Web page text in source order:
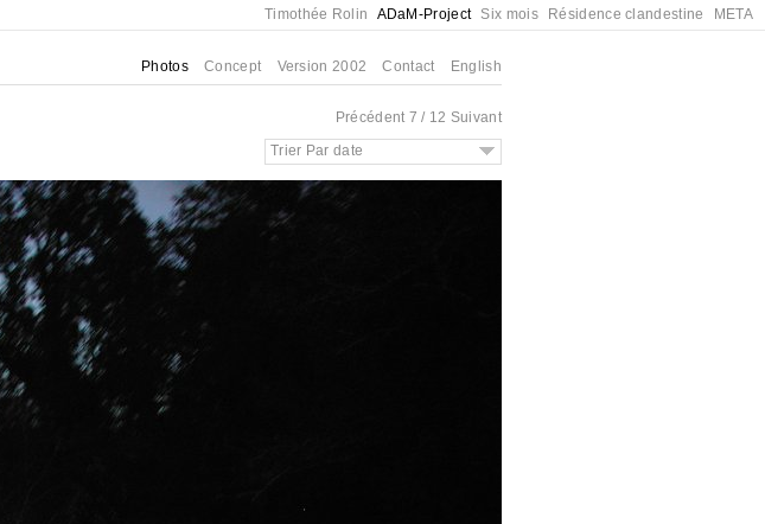
Timothée Rolin ADaM-Project Six mois Résidence clandestine META
Photos Concept Version 2002 Contact English
Précédent 7 / 12 Suivant
Trier Par date